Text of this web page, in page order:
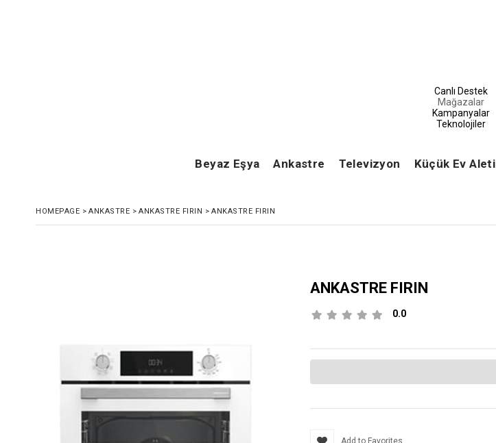
Canlı Destek
Mağazalar
Kampanyalar
Teknolojiler
Beyaz Eşya Ankastre Televizyon Küçük Ev Aleti
HOMEPAGE > ANKASTRE > ANKASTRE FIRIN > ANKASTRE FIRIN
ANKASTRE FIRIN
0.0
Add to Favorites